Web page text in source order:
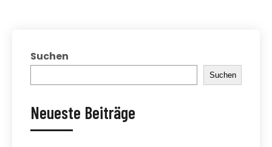
Suchen
Suchen
Neueste Beiträge